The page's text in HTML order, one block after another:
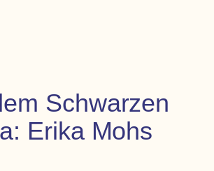
Schwarzen
Erika Mohs